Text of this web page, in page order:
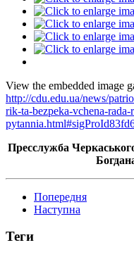
View the embedded image
http://cdu.edu.ua/news/
rik-ta-bezpeka-vchena-
Пресслужба
Попередня
Наступна
Теги